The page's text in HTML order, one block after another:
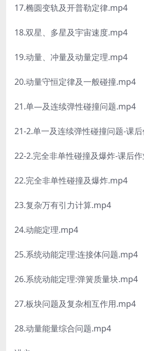
17.椭圆变轨及开普勒定律.mp4
18.双星、多星及宇宙速度.mp4
19.动量、冲量及动量定理.mp4
20.动量守恒定律及一般碰撞.mp4
21.单—及连续弹性碰撞问题.mp4
21-2.单一及连续弹性碰撞问题-课
22-2.完全非单性碰撞及爆炸-课后
22.完全非单性碰撞及爆炸.mp4
23.复杂万有引力计算.mp4
24.动能定理.mp4
25.系统动能定理:连接体问题.mp4
26.系统动能定理:弹簧质量块.mp4
27.板块问题及复杂相互作用.mp4
28.动量能量综合问题.mp4